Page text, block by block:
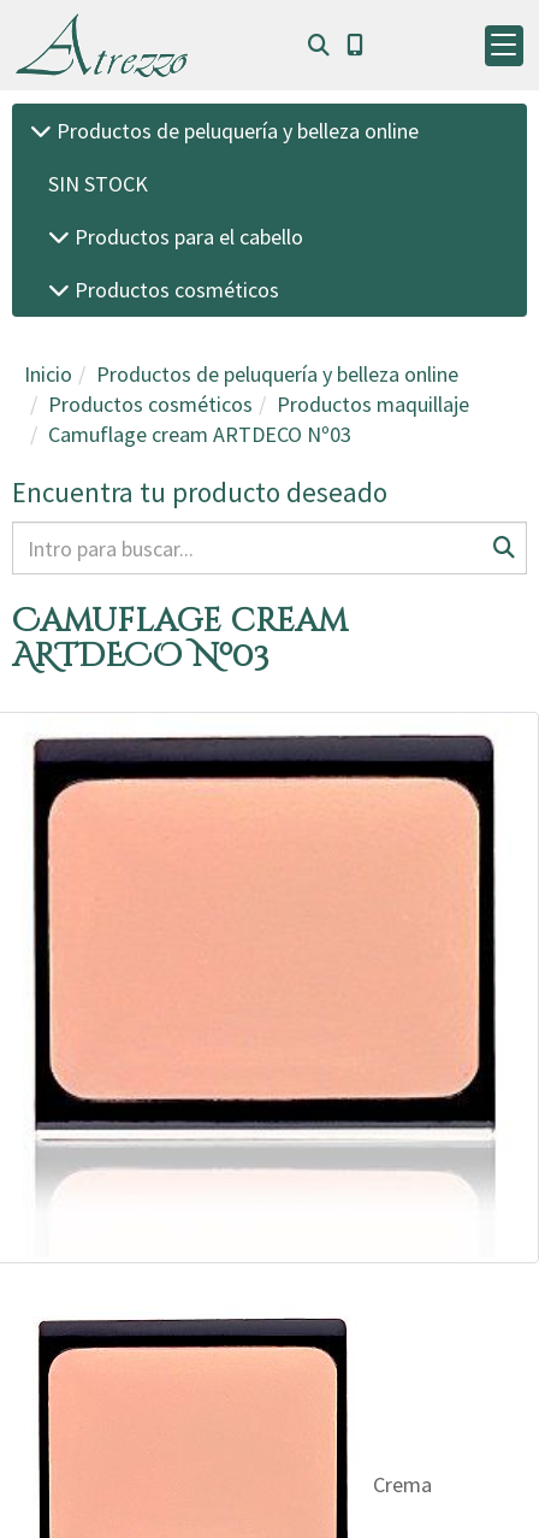
Productos de peluquería y belleza online
SIN STOCK
Productos para el cabello
Productos cosméticos
Inicio
Productos de peluquería y belleza online
Productos cosméticos
Productos maquillaje
Camuflage cream ARTDECO Nº03
Encuentra tu producto deseado
Camuflage cream
ARTDECO Nº03
Crema